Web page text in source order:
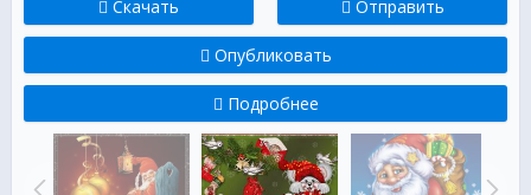
Скачать Отправить
Опубликовать
Подробнее